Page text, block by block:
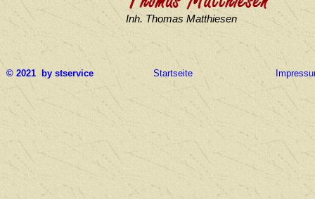
Inh. Thomas Matthiesen
© 2021 by stservice Startseite